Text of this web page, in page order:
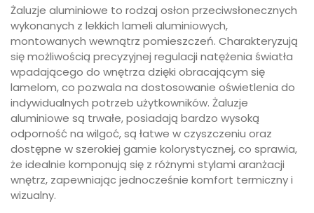
Żaluzje aluminiowe to rodzaj osłon przeciwsłonecznych
wykonanych z lekkich lameli aluminiowych,
montowanych wewnątrz pomieszczeń. Charakteryzują
się możliwością precyzyjnej regulacji natężenia światła
wpadającego do wnętrza dzięki obracającym się
lamelom, co pozwala na dostosowanie oświetlenia do
indywidualnych potrzeb użytkowników. Żaluzje
aluminiowe są trwałe, posiadają bardzo wysoką
odporność na wilgoć, są łatwe w czyszczeniu oraz
dostępne w szerokiej gamie kolorystycznej, co sprawia,
że idealnie komponują się z różnymi stylami aranżacji
wnętrz, zapewniając jednocześnie komfort termiczny i
wizualny.